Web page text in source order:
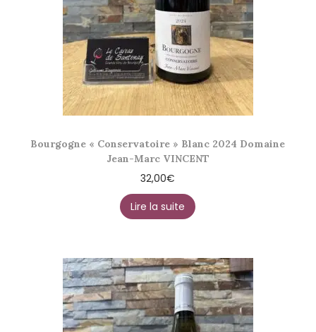
Bourgogne « Conservatoire » Blanc 2024 Domaine
Jean-Marc VINCENT
32,00€
Lire la suite